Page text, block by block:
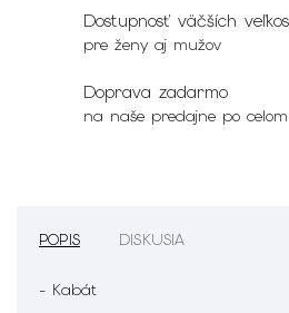
Dostupnosť väčších
pre ženy aj mužov
Doprava zadarmo
na naše predajne po celom
POPIS DISKUSIA
- Kabát